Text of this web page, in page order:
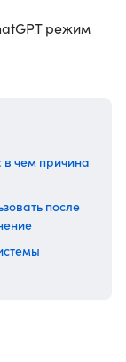
режим
чем причина
после